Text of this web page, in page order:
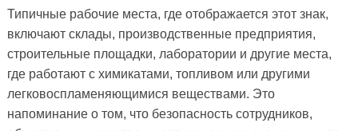
Типичные рабочие места, где отображается этот знак,
включают склады, производственные предприятия,
строительные площадки, лаборатории и другие места,
где работают с химикатами, топливом или другими
легковоспламеняющимися веществами. Это
напоминание о том, что безопасность сотрудников,